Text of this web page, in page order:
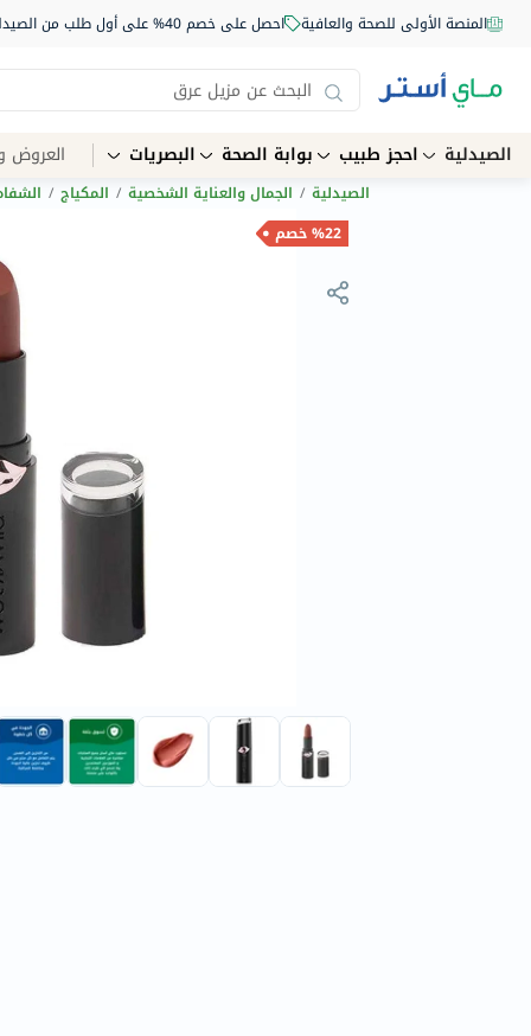
المنصة الأولى للصحة والعافية احصل على خصم 40% على أول طلب من الصيدلية أونلاين استخدم الكود: NEW40
الصيدلية احجز طبيب بوابة الصحة البصريات العروض
الصيدلية / الجمال والعناية الشخصية / المكياج /
%22 خصم